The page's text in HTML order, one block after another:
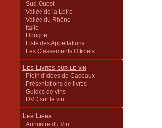
Sud-Ouest
Vallée de la Loire
Vallée du Rhône
Italie
Hongrie
Liste des Appellations
Les Classements Officiels
Les Livres sur le vin
Plein d'Idées de Cadeaux
Présentations de livres
Guides de vins
DVD sur le vin
Les Liens
Annuaire du Vin